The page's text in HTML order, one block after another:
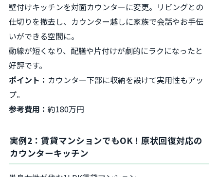
壁付けキッチンを対面カウンターに変更。リビングとの
仕切りを撤去し、カウンター越しに家族で会話やお手伝
いができる空間に。
動線が短くなり、配膳や片付けが劇的にラクになったと
好評です。
ポイント： カウンター下部に収納を設けて実用性もアッ
プ。
参考費用： 約180万円
実例2：賃貸マンションでもOK！原状回復対応の
カウンターキッチン